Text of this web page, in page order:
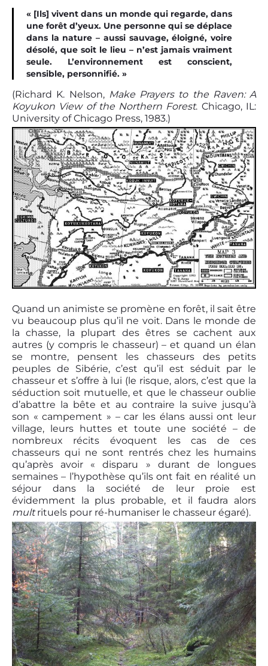
« [Ils] vivent dans un monde qui regarde, dans
une forêt d’yeux. Une personne qui se déplace
dans la nature – aussi sauvage, éloigné, voire
désolé, que soit le lieu – n’est jamais vraiment
seule. L’environnement est conscient,
sensible, personnifié. »
(Richard K. Nelson, Make Prayers to the Raven: A
Koyukon View of the Northern Forest. Chicago, IL:
University of Chicago Press, 1983.)
Quand un animiste se promène en forêt, il sait être
vu beaucoup plus qu’il ne voit. Dans le monde de
la chasse, la plupart des êtres se cachent aux
autres (y compris le chasseur) – et quand un élan
se montre, pensent les chasseurs des petits
peuples de Sibérie, c’est qu’il est séduit par le
chasseur et s’offre à lui (le risque, alors, c’est que la
séduction soit mutuelle, et que le chasseur oublie
d’abattre la bête et au contraire la suive jusqu’à
son « campement » – car les élans aussi ont leur
village, leurs huttes et toute une société – de
nombreux récits évoquent les cas de ces
chasseurs qui ne sont rentrés chez les humains
qu’après avoir « disparu » durant de longues
semaines – l’hypothèse qu’ils ont fait en réalité un
séjour dans la société de leur proie est
évidemment la plus probable, et il faudra alors
multrituels pour ré-humaniser le chasseur égaré).